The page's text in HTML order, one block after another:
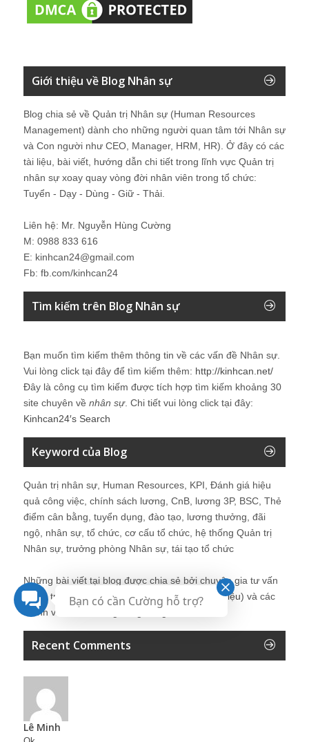
Giới thiệu về Blog Nhân sự
Blog chia sẻ về Quản trị Nhân sự (Human Resources
Management) dành cho những người quan tâm tới Nhân sự
và Con người như CEO, Manager, HRM, HR). Ở đây có các
tài liệu, bài viết, hướng dẫn chi tiết trong lĩnh vực Quản trị
nhân sự xoay quay vòng đời nhân viên trong tổ chức:
Tuyển - Dạy - Dùng - Giữ - Thải.
Liên hệ: Mr. Nguyễn Hùng Cường
M: 0988 833 616
E: kinhcan24@gmail.com
Fb: fb.com/kinhcan24
Tìm kiếm trên Blog Nhân sự
Bạn muốn tìm kiếm thêm thông tin về các vấn đề Nhân sự
Vui lòng click tại đây để tìm kiếm thêm: http://kinhcan.net/
Đây là công cụ tìm kiếm được tích hợp tìm kiếm khoảng 30
site chuyên về nhân sự. Chi tiết vui lòng click tại đây:
Kinhcan24′s Search
Keyword của Blog
Quản trị nhân sự, Human Resources, KPI, Đánh giá hiệu
quả công việc, chính sách lương, CnB, lương 3P, BSC, Thẻ
điểm cân bằng, tuyển dụng, đào tạo, lương thưởng, đãi
ngộ, nhân sự, tổ chức, cơ cấu tổ chức, hệ thống Quản trị
Nhân sự, trưởng phòng Nhân sự, tái tạo tổ chức
Những bài viết tại blog được chia sẻ bởi chuyên gia tư vấn
Quản trị Nhân sự Nguyễn Hùng Cường (giới thiệu) và các
thành viên khác trong cộng đồng Nhân sự.
Recent Comments
Lê Minh
Bạn có cần Cường hỗ trợ?